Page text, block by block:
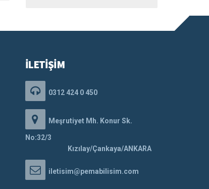
İLETİŞİM
0312 424 0 450
Meşrutiyet Mh. Konur Sk.
No:32/3
Kızılay/Çankaya/ANKARA
iletisim@pemabilisim.com